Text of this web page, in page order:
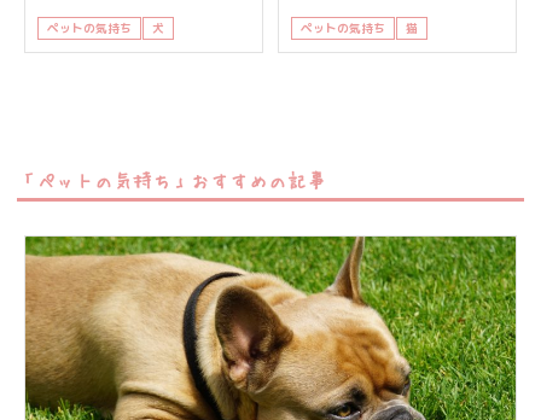
ペットの気持ち 犬 ペットの気持ち 猫
「ペットの気持ち」おすすめの記事